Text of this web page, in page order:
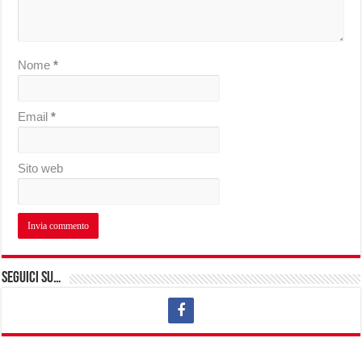
Nome*
Email*
Sito web
Seguici su…